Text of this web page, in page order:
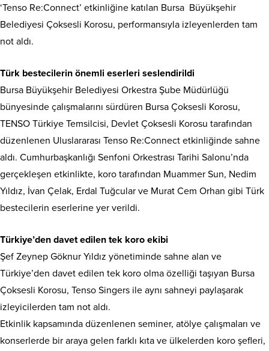
‘Tenso Re:Connect’ etkinliğine katılan Bursa Büyükşehir
Belediyesi Çoksesli Korosu, performansıyla izleyenlerden tam
not aldı.
Türk bestecilerin önemli eserleri seslendirildi
Bursa Büyükşehir Belediyesi Orkestra Şube Müdürlüğü
bünyesinde çalışmalarını sürdüren Bursa Çoksesli Korosu,
TENSO Türkiye Temsilcisi, Devlet Çoksesli Korosu tarafından
düzenlenen Uluslararası Tenso Re:Connect etkinliğinde sahne
aldı. Cumhurbaşkanlığı Senfoni Orkestrası Tarihi Salonu’nda
gerçekleşen etkinlikte, koro tarafından Muammer Sun, Nedim
Yıldız, İvan Çelak, Erdal Tuğcular ve Murat Cem Orhan gibi Türk
bestecilerin eserlerine yer verildi.
Türkiye’den davet edilen tek koro ekibi
Şef Zeynep Göknur Yıldız yönetiminde sahne alan ve
Türkiye’den davet edilen tek koro olma özelliği taşıyan Bursa
Çoksesli Korosu, Tenso Singers ile aynı sahneyi paylaşarak
izleyicilerden tam not aldı.
Etkinlik kapsamında düzenlenen seminer, atölye çalışmaları ve
konserlerde bir araya gelen farklı kıta ve ülkelerden koro şefleri,